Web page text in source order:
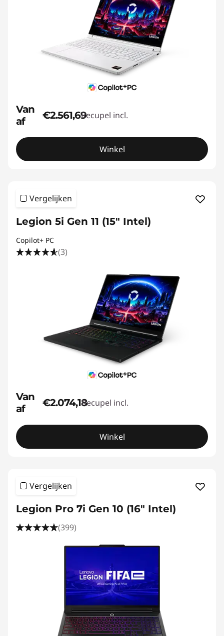
Van
af
€2.561,69Recupel incl.
Winkel
Vergelijken
Legion 5i Gen 11 (15" Intel)
Copilot+ PC
(3)
Van
af
€2.074,18Recupel incl.
Winkel
Vergelijken
Legion Pro 7i Gen 10 (16" Intel)
(399)